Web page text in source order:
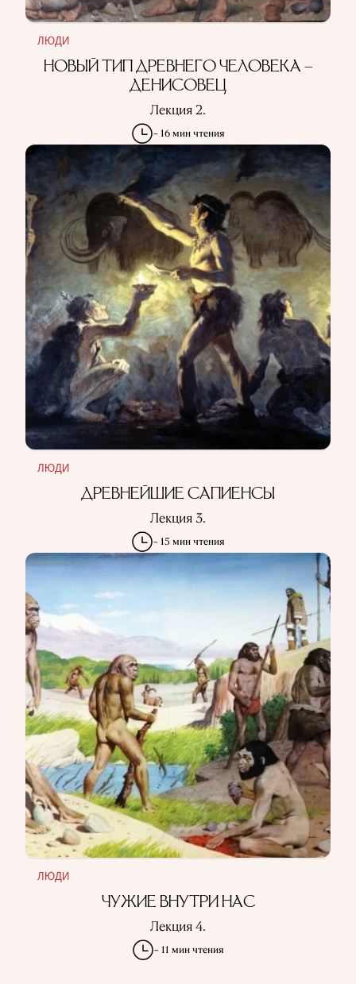
ЛЮДИ
НОВЫЙ ТИП ДРЕВНЕГО ЧЕЛОВЕКА –
ДЕНИСОВЕЦ
Лекция 2.
~ 16 мин чтения
ЛЮДИ
ДРЕВНЕЙШИЕ САПИЕНСЫ
Лекция 3.
~ 15 мин чтения
ЛЮДИ
ЧУЖИЕ ВНУТРИ НАС
Лекция 4.
~ 11 мин чтения